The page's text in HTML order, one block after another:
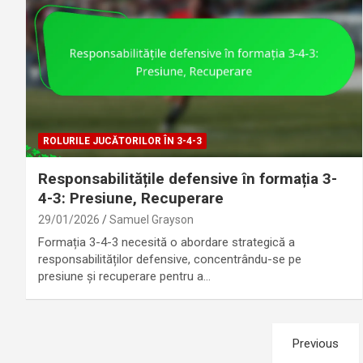
ROLURILE JUCĂTORILOR ÎN 3-4-3
Responsabilitățile defensive în formația 3-
4-3: Presiune, Recuperare
29/01/2026 Samuel Grayson
Formația 3-4-3 necesită o abordare strategică a
responsabilităților defensive, concentrându-se pe
presiune și recuperare pentru a…
Previous